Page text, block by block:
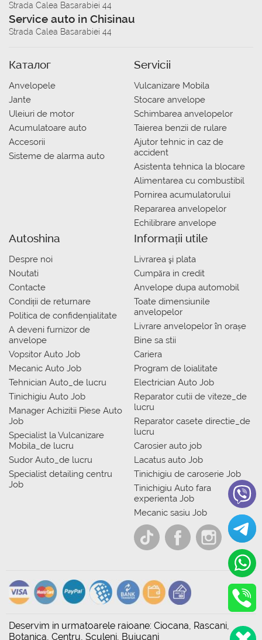
Strada Calea Basarabiei 44
Service auto in Chisinau
Strada Calea Basarabiei 44
Каталог
Anvelopele
Jante
Uleiuri de motor
Acumulatoare auto
Accesorii
Sisteme de alarma auto
Servicii
Vulcanizare Mobila
Stocare anvelope
Schimbarea anvelopelor
Taierea benzii de rulare
Ajutor tehnic in caz de
accident
Asistenta tehnica la blocare
Alimentarea cu combustibil
Pornirea acumulatorului
Repararea anvelopelor
Echilibrare anvelope
Autoshina
Despre noi
Noutati
Contacte
Condiții de returnare
Politica de confidențialitate
A deveni furnizor de
anvelope
Vopsitor Auto Job
Mecanic Auto Job
Tehnician Auto_de lucru
Tinichigiu Auto Job
Manager Achizitii Piese Auto
Job
Specialist la Vulcanizare
Mobila_de lucru
Sudor Auto_de lucru
Specialist detailing centru
Job
Informații utile
Livrarea şi plata
Сumpăra in credit
Anvelope dupa automobil
Toate dimensiunile
anvelopelor
Livrare anvelopelor în orașe
Bine sa stii
Cariera
Program de loialitate
Electrician Auto Job
Reparator cutii de viteze_de
lucru
Reparator casete directie_de
lucru
Carosier auto job
Lacatus auto Job
Tinichigiu de caroserie Job
Tinichigiu Auto fara
experienta Job
Mecanic sasiu Job
Deservim in urmatoarele raioane: Ciocana, Rascani,
Botanica, Centru, Sculeni, Buiucani